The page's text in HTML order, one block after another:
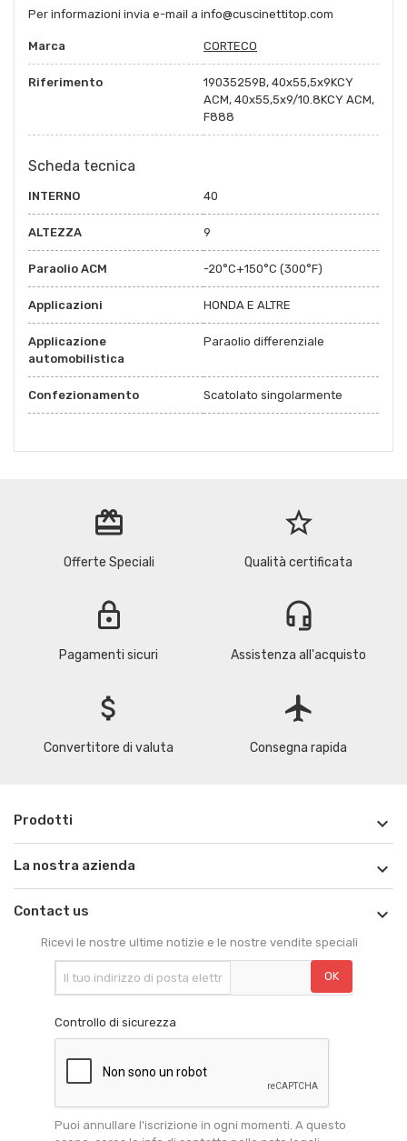
Per informazioni invia e-mail a info@cuscinettitop.com
Marca CORTECO
Riferimento
19035259B, 40x55,5x9KCY
ACM, 40x55,5x9/10.8KCY ACM,
F888
Scheda tecnica
INTERNO 40
ALTEZZA 9
Paraolio ACM -20°C+150°C (300°F)
Applicazioni HONDA E ALTRE
Applicazione
automobilistica
Paraolio differenziale
Confezionamento Scatolato singolarmente
redeem
Offerte Speciali
star_border
Qualità certificata
lock
Pagamenti sicuri
headset_mic
Assistenza all'acquisto
attach_money
Convertitore di valuta
flight
Consegna rapida
Prodotti 
La nostra azienda 
Contact us 
Ricevi le nostre ultime notizie e le nostre vendite speciali
Controllo di sicurezza
Puoi annullare l'iscrizione in ogni momenti. A questo